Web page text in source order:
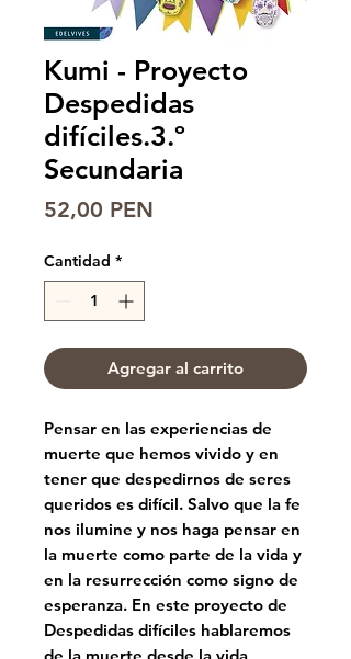
Kumi - Proyecto
Despedidas
difíciles.3.º
Secundaria
52,00 PEN
Cantidad *
Agregar al carrito
Pensar en las experiencias de
muerte que hemos vivido y en
tener que despedirnos de seres
queridos es difícil. Salvo que la fe
nos ilumine y nos haga pensar en
la muerte como parte de la vida y
en la resurrección como signo de
esperanza. En este proyecto de
Despedidas difíciles hablaremos